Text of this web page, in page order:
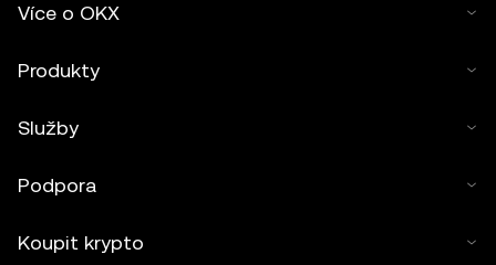
Více o OKX
Produkty
Služby
Podpora
Koupit krypto